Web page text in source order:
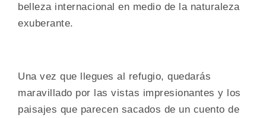
belleza internacional en medio de la naturaleza
exuberante.
Una vez que llegues al refugio, quedarás
maravillado por las vistas impresionantes y los
paisajes que parecen sacados de un cuento de